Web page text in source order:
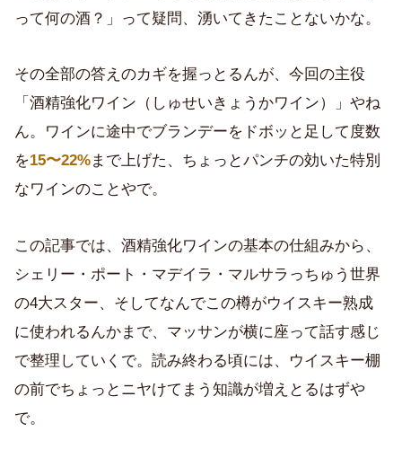
って何の酒？」って疑問、湧いてきたことないかな。
その全部の答えのカギを握っとるんが、今回の主役
「酒精強化ワイン（しゅせいきょうかワイン）」やね
ん。ワインに途中でブランデーをドボッと足して度数
を15〜22%まで上げた、ちょっとパンチの効いた特別
なワインのことやで。
この記事では、酒精強化ワインの基本の仕組みから、
シェリー・ポート・マデイラ・マルサラっちゅう世界
の4大スター、そしてなんでこの樽がウイスキー熟成
に使われるんかまで、マッサンが横に座って話す感じ
で整理していくで。読み終わる頃には、ウイスキー棚
の前でちょっとニヤけてまう知識が増えとるはずや
で。